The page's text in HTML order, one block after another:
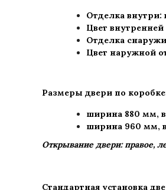
Отделка
Цвет
Отделка
Цвет наружной
Размеры двери по
ширина 880 мм,
ширина 960 мм,
Открывание двери: правое,
Стандартная установка